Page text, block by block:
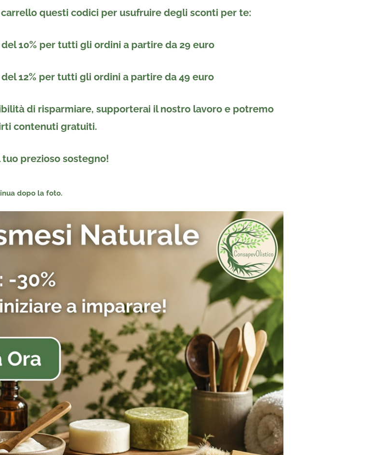
questi codici per usufruire degli sconti per te:
10% per tutti gli ordini a partire da 29 euro
12% per tutti gli ordini a partire da 49 euro
di risparmiare, supporterai il nostro lavoro e potremo
contenuti gratuiti.
prezioso sostegno!
dopo la foto.